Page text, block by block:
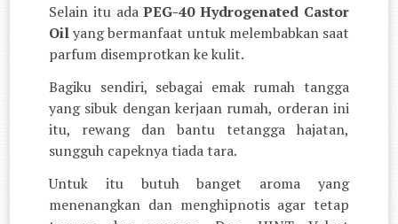
Selain itu adaPEG-40 Hydrogenated Castor
Oilyang bermanfaat untuk melembabkan saat
parfum disemprotkan ke kulit.
Bagiku sendiri, sebagai emak rumah tangga
yang sibuk dengan kerjaan rumah, orderan ini
itu, rewang dan bantu tetangga hajatan,
sungguh capeknya tiada tara.
Untuk itu butuh banget aroma yang
menenangkan dan menghipnotis agar tetap